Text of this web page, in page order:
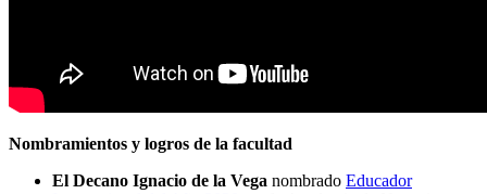
Nombramientos y logros de la facultad
El Decano Ignacio de la Vega nombrado Educador